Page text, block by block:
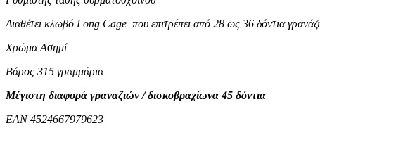
Διαθέτει κλωβό Long Cage που επιτρέπει από 28 ως 36 δόντια γρανάζι
Χρώμα Ασημί
Βάρος 315 γραμμάρια
Μέγιστη διαφορά γραναζιών / δισκοβραχίωνα 45 δόντια
EAN 4524667979623